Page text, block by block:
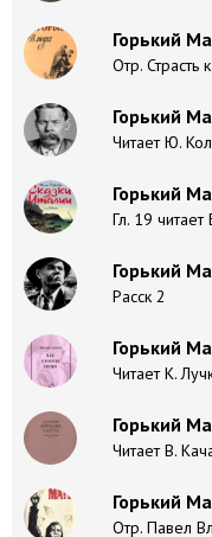
Горький
Отр. Страсть
Горький
Читает Ю.
Горький
Гл. 19 читает
Горький
Расск 2
Горький
Читает К.
Горький
Читает В.
Горький
Отр. Павел